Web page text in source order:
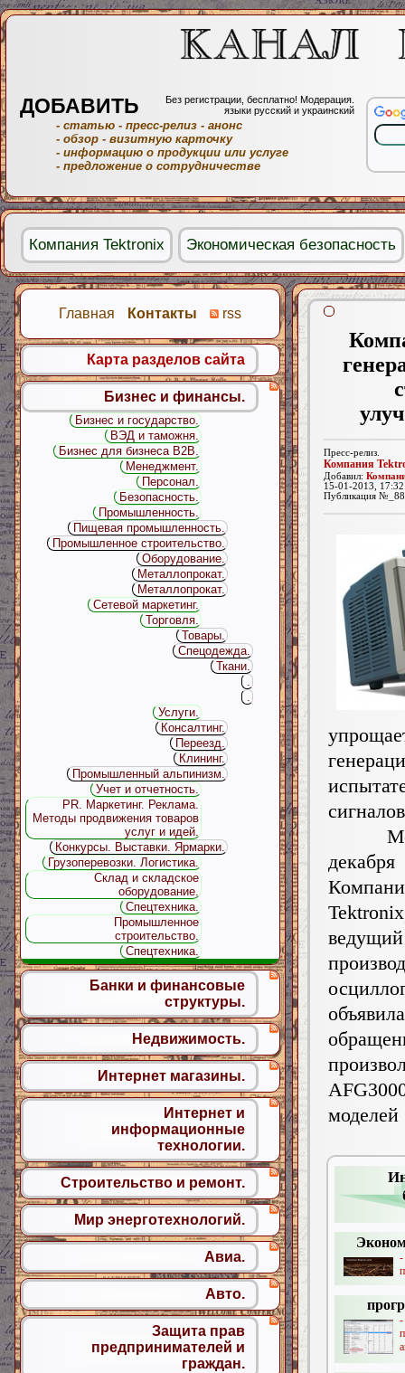
Пресс-релиз.
Компания
Добавил:
15-01-2013,
Публикация
сигналов
Главная Контакты rss
Карта разделов сайта
Бизнес и финансы.
Бизнес и государство.
ВЭД и таможня.
Бизнес для бизнеса B2B.
Менеджмент.
Персонал.
Безопасность.
Промышленность.
Пищевая промышленность.
Промышленное строительство.
Оборудование.
Металлопрокат.
Металлопрокат.
Сетевой маркетинг.
Торговля.
Товары.
Спецодежда.
Ткани.
.
.
Услуги.
Консалтинг.
Переезд.
Клининг.
Промышленный альпинизм.
Учет и отчетность.
PR. Маркетинг. Реклама.
Методы продвижения товаров
услуг и идей.
Конкурсы. Выставки. Ярмарки.
Грузоперевозки. Логистика.
Склад и складское
оборудование.
Спецтехника.
Промышленное
строительство.
Спецтехника.
Банки и финансовые
структуры.
Недвижимость.
Интернет магазины.
Интернет и
информационные
технологии.
Строительство и ремонт.
Мир энерготехнологий.
Авиа.
Авто.
Защита прав
предпринимателей и
граждан.
ДОБАВИТЬ
Без регистрации, бесплатно! Модерация.
языки русский и украинский
- статью - пресс-релиз - анонс
- обзор - визитную карточку
- информацию о продукции или услуге
- предложение о сотрудничестве
Компания Tektronix Экономическая безопасность